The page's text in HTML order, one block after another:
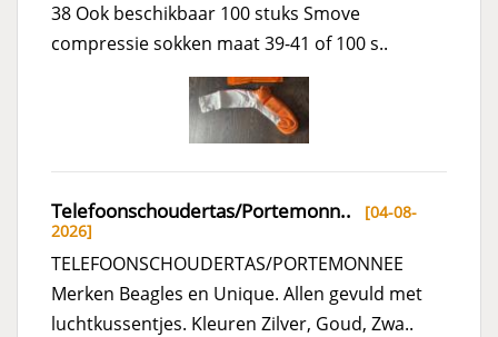
38 Ook beschikbaar 100 stuks Smove
compressie sokken maat 39-41 of 100 s..
Telefoonschoudertas/Portemonn.. [04-08-
2026]
TELEFOONSCHOUDERTAS/PORTEMONNEE
Merken Beagles en Unique. Allen gevuld met
luchtkussentjes. Kleuren Zilver, Goud, Zwa..